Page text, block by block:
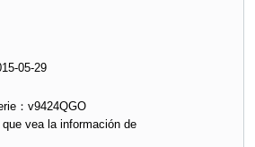
05-29
：v9424QGO
vea la información de